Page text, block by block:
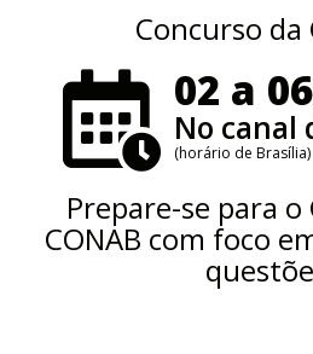
Concurso da
02 a
No canal
(horário de Brasília)
Prepare-se para o
CONAB com foco